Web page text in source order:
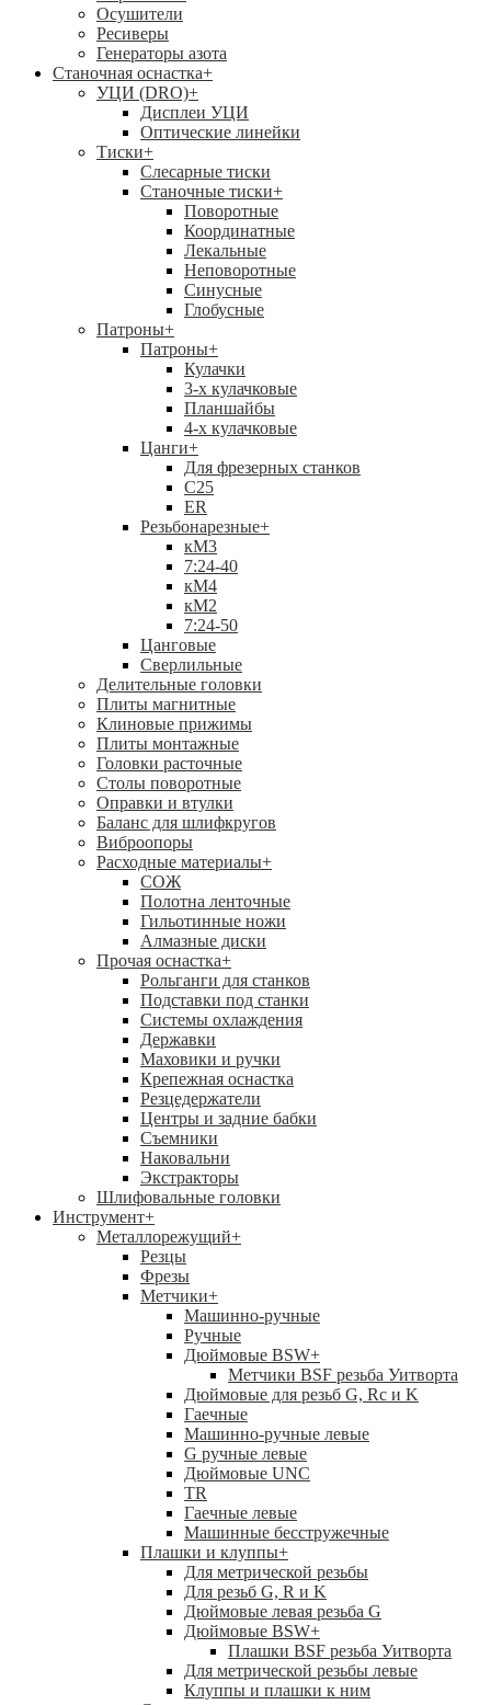
Осушители
Ресиверы
Генераторы азота
Станочная оснастка+
УЦИ (DRO)+
Дисплеи УЦИ
Оптические линейки
Тиски+
Слесарные тиски
Станочные тиски+
Поворотные
Координатные
Лекальные
Неповоротные
Синусные
Глобусные
Патроны+
Патроны+
Кулачки
3-х кулачковые
Планшайбы
4-х кулачковые
Цанги+
Для фрезерных станков
С25
ER
Резьбонарезные+
кМ3
7:24-40
кМ4
кМ2
7:24-50
Цанговые
Сверлильные
Делительные головки
Плиты магнитные
Клиновые прижимы
Плиты монтажные
Головки расточные
Столы поворотные
Оправки и втулки
Баланс для шлифкругов
Виброопоры
Расходные материалы+
СОЖ
Полотна ленточные
Гильотинные ножи
Алмазные диски
Прочая оснастка+
Рольганги для станков
Подставки под станки
Системы охлаждения
Державки
Маховики и ручки
Крепежная оснастка
Резцедержатели
Центры и задние бабки
Съемники
Наковальни
Экстракторы
Шлифовальные головки
Инструмент+
Металлорежущий+
Резцы
Фрезы
Метчики+
Машинно-ручные
Ручные
Дюймовые BSW+
Метчики BSF резьба Уитворта
Дюймовые для резьб G, Rc и K
Гаечные
Машинно-ручные левые
G ручные левые
Дюймовые UNC
TR
Гаечные левые
Машинные бесстружечные
Плашки и клуппы+
Для метрической резьбы
Для резьб G, R и K
Дюймовые левая резьба G
Дюймовые BSW+
Плашки BSF резьба Уитворта
Для метрической резьбы левые
Клуппы и плашки к ним